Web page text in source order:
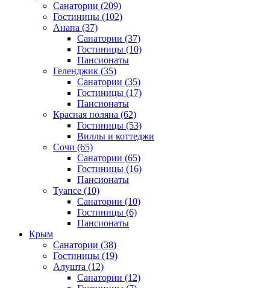
Санатории (209)
Гостиницы (102)
Анапа (37)
Санатории (37)
Гостиницы (10)
Пансионаты
Геленджик (35)
Санатории (35)
Гостиницы (17)
Пансионаты
Красная поляна (62)
Гостиницы (53)
Виллы и коттеджи
Сочи (65)
Санатории (65)
Гостиницы (16)
Пансионаты
Туапсе (10)
Санатории (10)
Гостиницы (6)
Пансионаты
Крым
Санатории (38)
Гостиницы (19)
Алушта (12)
Санатории (12)